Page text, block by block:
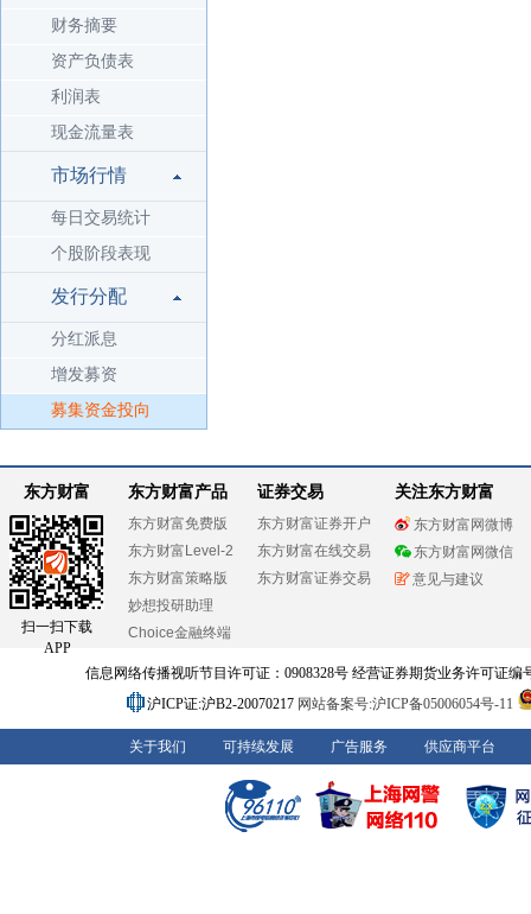
财务摘要
资产负债表
利润表
现金流量表
市场行情
每日交易统计
个股阶段表现
发行分配
分红派息
增发募资
募集资金投向
东方财富
扫一扫下载
APP
东方财富产品
东方财富免费版
东方财富Level-2
东方财富策略版
妙想投研助理
Choice金融终端
证券交易
东方财富证券开户
东方财富在线交易
东方财富证券交易
关注东方财富
东方财富网微博
东方财富网微信
意见与建议
信息网络传播视听节目许可证：0908328号 经营证券期货业务许可证编
沪ICP证:沪B2-20070217 网站备案号:沪ICP备05006054号-11
关于我们 可持续发展 广告服务 供应商平台